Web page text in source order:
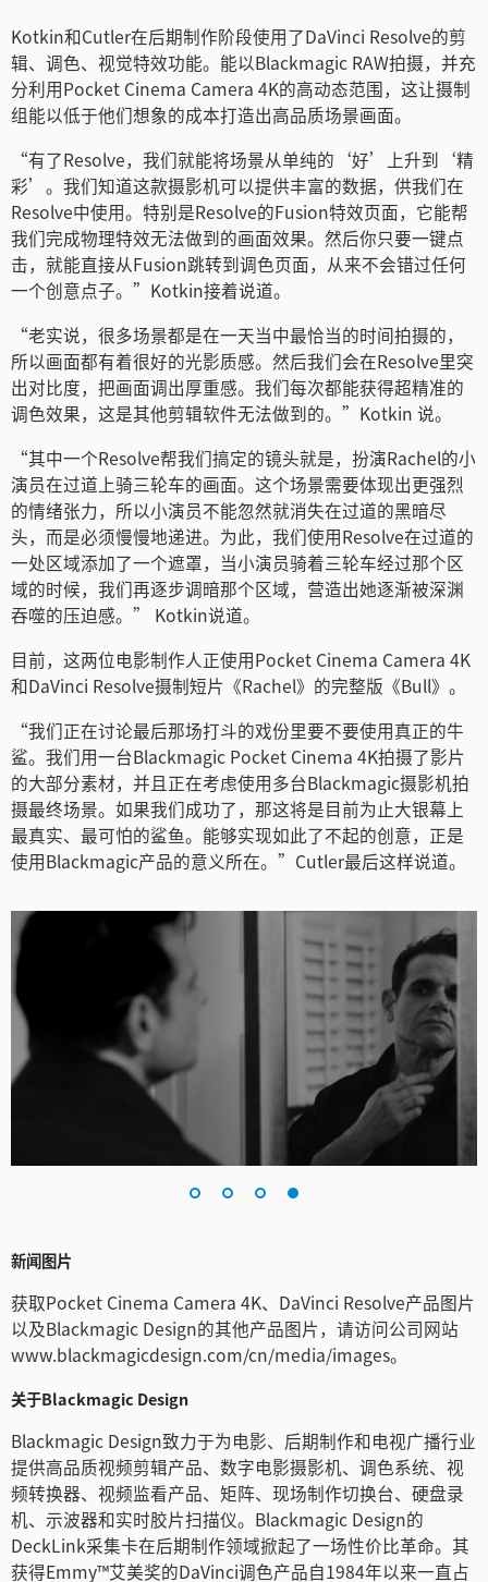
Kotkin和Cutler在后期制作阶段使用了DaVinci Resolve的剪
辑、调色、视觉特效功能。能以Blackmagic RAW拍摄，并充
分利用Pocket Cinema Camera 4K的高动态范围，这让摄制
组能以低于他们想象的成本打造出高品质场景画面。
“有了Resolve，我们就能将场景从单纯的‘好’上升到‘精
彩’。我们知道这款摄影机可以提供丰富的数据，供我们在
Resolve中使用。特别是Resolve的Fusion特效页面，它能帮
我们完成物理特效无法做到的画面效果。然后你只要一键点
击，就能直接从Fusion跳转到调色页面，从来不会错过任何
一个创意点子。”Kotkin接着说道。
“老实说，很多场景都是在一天当中最恰当的时间拍摄的，
所以画面都有着很好的光影质感。然后我们会在Resolve里突
出对比度，把画面调出厚重感。我们每次都能获得超精准的
调色效果，这是其他剪辑软件无法做到的。”Kotkin 说。
“其中一个Resolve帮我们搞定的镜头就是，扮演Rachel的小
演员在过道上骑三轮车的画面。这个场景需要体现出更强烈
的情绪张力，所以小演员不能忽然就消失在过道的黑暗尽
头，而是必须慢慢地递进。为此，我们使用Resolve在过道的
一处区域添加了一个遮罩，当小演员骑着三轮车经过那个区
域的时候，我们再逐步调暗那个区域，营造出她逐渐被深渊
吞噬的压迫感。” Kotkin说道。
目前，这两位电影制作人正使用Pocket Cinema Camera 4K
和DaVinci Resolve摄制短片《Rachel》的完整版《Bull》。
“我们正在讨论最后那场打斗的戏份里要不要使用真正的牛
鲨。我们用一台Blackmagic Pocket Cinema 4K拍摄了影片
的大部分素材，并且正在考虑使用多台Blackmagic摄影机拍
摄最终场景。如果我们成功了，那这将是目前为止大银幕上
最真实、最可怕的鲨鱼。能够实现如此了不起的创意，正是
使用Blackmagic产品的意义所在。”Cutler最后这样说道。
新闻图片
获取Pocket Cinema Camera 4K、DaVinci Resolve产品图片
以及Blackmagic Design的其他产品图片，请访问公司网站
www.blackmagicdesign.com/cn/media/images。
关于Blackmagic Design
Blackmagic Design致力于为电影、后期制作和电视广播行业
提供高品质视频剪辑产品、数字电影摄影机、调色系统、视
频转换器、视频监看产品、矩阵、现场制作切换台、硬盘录
机、示波器和实时胶片扫描仪。Blackmagic Design的
DeckLink采集卡在后期制作领域掀起了一场性价比革命。其
获得Emmy™艾美奖的DaVinci调色产品自1984年以来一直占